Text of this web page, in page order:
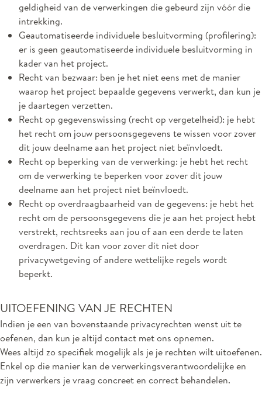
geldigheid van de verwerkingen die gebeurd zijn vóór die
intrekking.
Geautomatiseerde individuele besluitvorming (profilering):
er is geen geautomatiseerde individuele besluitvorming in
kader van het project.
Recht van bezwaar: ben je het niet eens met de manier
waarop het project bepaalde gegevens verwerkt, dan kun je
je daartegen verzetten.
Recht op gegevenswissing (recht op vergetelheid): je hebt
het recht om jouw persoonsgegevens te wissen voor zover
dit jouw deelname aan het project niet beïnvloedt.
Recht op beperking van de verwerking: je hebt het recht
om de verwerking te beperken voor zover dit jouw
deelname aan het project niet beïnvloedt.
Recht op overdraagbaarheid van de gegevens: je hebt het
recht om de persoonsgegevens die je aan het project hebt
verstrekt, rechtsreeks aan jou of aan een derde te laten
overdragen. Dit kan voor zover dit niet door
privacywetgeving of andere wettelijke regels wordt
beperkt.
UITOEFENING VAN JE RECHTEN
Indien je een van bovenstaande privacyrechten wenst uit te
oefenen, dan kun je altijd contact met ons opnemen.
Wees altijd zo specifiek mogelijk als je je rechten wilt uitoefenen.
Enkel op die manier kan de verwerkingsverantwoordelijke en
zijn verwerkers je vraag concreet en correct behandelen.